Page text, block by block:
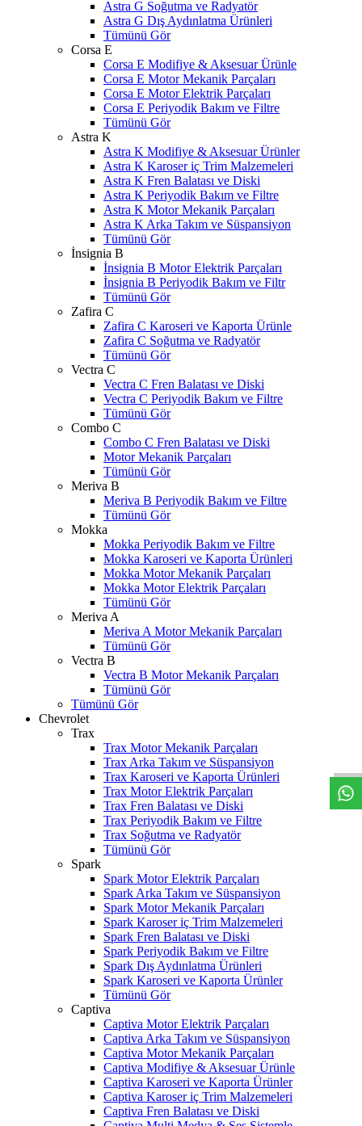
Astra G Soğutma ve Radyatör
Astra G Dış Aydınlatma Ürünleri
Tümünü Gör
Corsa E
Corsa E Modifiye & Aksesuar Ürünle
Corsa E Motor Mekanik Parçaları
Corsa E Motor Elektrik Parçaları
Corsa E Periyodik Bakım ve Filtre
Tümünü Gör
Astra K
Astra K Modifiye & Aksesuar Ürünler
Astra K Karoser iç Trim Malzemeleri
Astra K Fren Balatası ve Diski
Astra K Periyodik Bakım ve Filtre
Astra K Motor Mekanik Parçaları
Astra K Arka Takım ve Süspansiyon
Tümünü Gör
İnsignia B
İnsignia B Motor Elektrik Parçaları
İnsignia B Periyodik Bakım ve Filtr
Tümünü Gör
Zafira C
Zafira C Karoseri ve Kaporta Ürünle
Zafira C Soğutma ve Radyatör
Tümünü Gör
Vectra C
Vectra C Fren Balatası ve Diski
Vectra C Periyodik Bakım ve Filtre
Tümünü Gör
Combo C
Combo C Fren Balatası ve Diski
Motor Mekanik Parçaları
Tümünü Gör
Meriva B
Meriva B Periyodik Bakım ve Filtre
Tümünü Gör
Mokka
Mokka Periyodik Bakım ve Filtre
Mokka Karoseri ve Kaporta Ürünleri
Mokka Motor Mekanik Parçaları
Mokka Motor Elektrik Parçaları
Tümünü Gör
Meriva A
Meriva A Motor Mekanik Parçaları
Tümünü Gör
Vectra B
Vectra B Motor Mekanik Parçaları
Tümünü Gör
Tümünü Gör
Chevrolet
Trax
Trax Motor Mekanik Parçaları
Trax Arka Takım ve Süspansiyon
Trax Karoseri ve Kaporta Ürünleri
Trax Motor Elektrik Parçaları
Trax Fren Balatası ve Diski
Trax Periyodik Bakım ve Filtre
Trax Soğutma ve Radyatör
Tümünü Gör
Spark
Spark Motor Elektrik Parçaları
Spark Arka Takım ve Süspansiyon
Spark Motor Mekanik Parçaları
Spark Karoser iç Trim Malzemeleri
Spark Fren Balatası ve Diski
Spark Periyodik Bakım ve Filtre
Spark Dış Aydınlatma Ürünleri
Spark Karoseri ve Kaporta Ürünler
Tümünü Gör
Captiva
Captiva Motor Elektrik Parçaları
Captiva Arka Takım ve Süspansiyon
Captiva Motor Mekanik Parçaları
Captiva Modifiye & Aksesuar Ürünle
Captiva Karoseri ve Kaporta Ürünler
Captiva Karoser iç Trim Malzemeleri
Captiva Fren Balatası ve Diski